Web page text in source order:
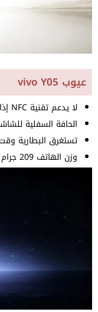
عيوب vivo Y05
لا يدعم تقنية NFC إذا كنت تحتاج إليها.
الحافة السفلية
تستغرق البطارية وقت
وزن الهاتف 209 جرام لذا لا يعتبر خفيف.